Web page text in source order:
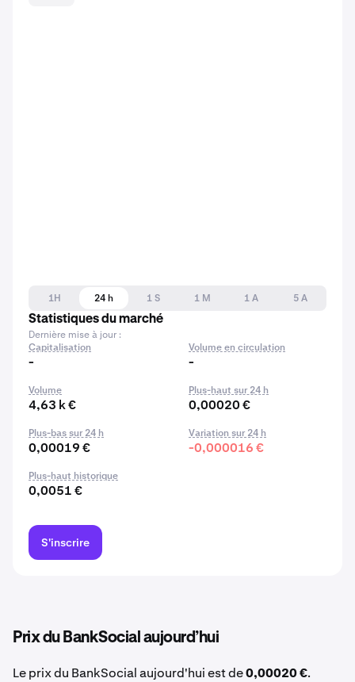
1H 24 h 1 S 1 M 1 A
5 A
Statistiques du marché
Dernière mise à jour :
Capitalisation
-
Volume en circulation
-
Volume
4,63 k €
Plus-haut sur 24 h
0,00020 €
Plus-bas sur 24 h
0,00019 €
Variation sur 24 h
-0,000016 €
Plus-haut historique
0,0051 €
S'inscrire
Prix du BankSocial aujourd’hui
Le prix du BankSocial aujourd'hui est de0,00020 €.